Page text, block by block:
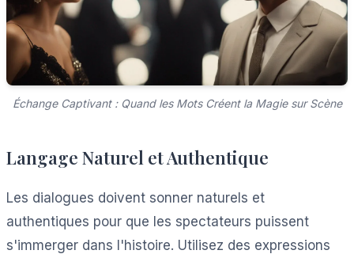
Échange Captivant : Quand les Mots Créent la Magie sur Scène
Langage Naturel et Authentique
Les dialogues doivent sonner naturels et
authentiques pour que les spectateurs puissent
s'immerger dans l'histoire. Utilisez des expressions